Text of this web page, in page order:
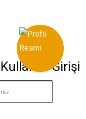
Kullanıcı Girişi